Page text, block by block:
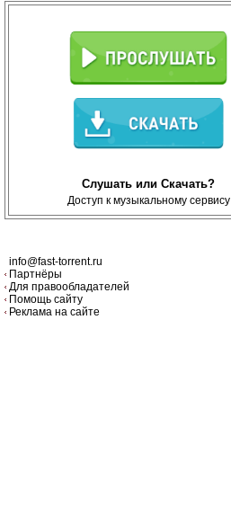
Слушать или Скачать?
Доступ к музыкальному сервису
info@fast-torrent.ru
Партнёры
Для правообладателей
Помощь сайту
Реклама на сайте